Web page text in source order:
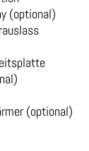
(optional)
(optional)